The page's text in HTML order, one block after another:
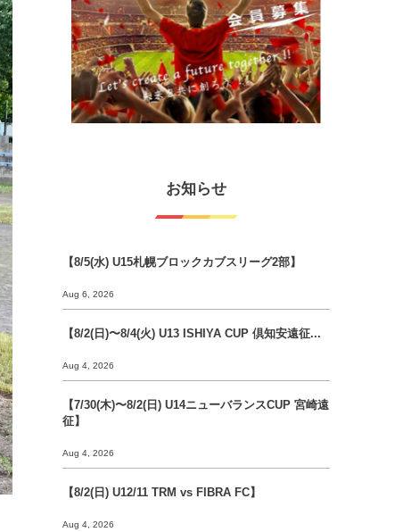
お知らせ
【8/5(水) U15札幌ブロックカブスリーグ2部】
Aug 6, 2026
【8/2(日)〜8/4(火) U13 ISHIYA CUP 倶知安遠征...
Aug 4, 2026
【7/30(木)〜8/2(日) U14ニューバランスCUP 宮崎遠
征】
Aug 4, 2026
【8/2(日) U12/11 TRM vs FIBRA FC】
Aug 4, 2026